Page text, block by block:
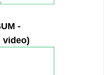
-
video)